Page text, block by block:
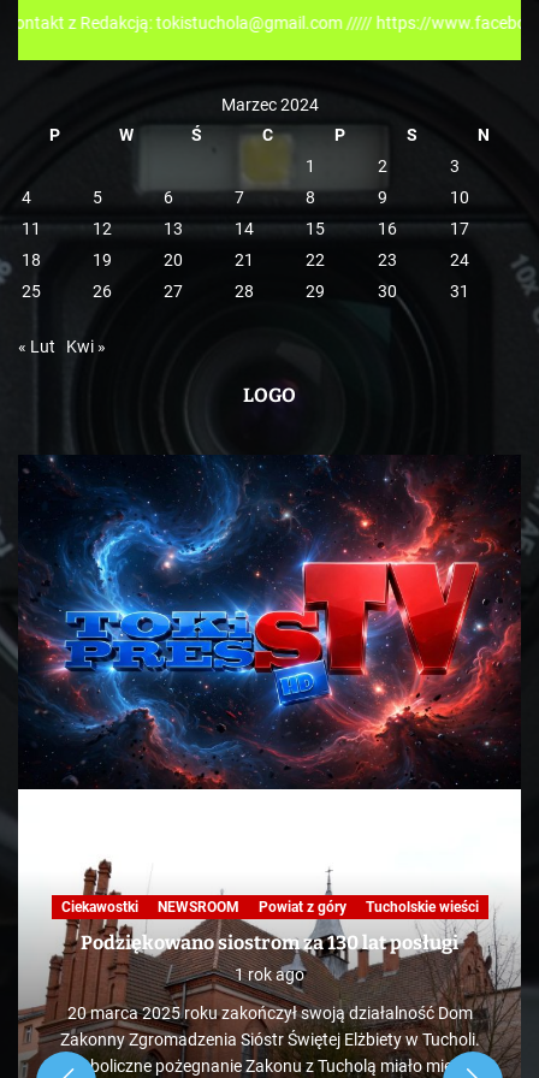
i
e
tokistuchola@gmail.com ///// https://www.facebook.com/
Marzec 2024
P
W Ś C P S
N
1
2
3
4
5 6 7 8 9
10
11
12 13 14 15 16
17
18
19 20 21 22 23
24
25
26 27 28 29 30 31
« Lut Kwi »
LOGO
Ciekawostki NEWSROOM Powiat z góry Tucholskie wieści
Podziękowano siostrom za 130 lat posługi
1 rok ago
20 marca 2025 roku zakończył swoją działalność Dom
Zakonny Zgromadzenia Sióstr Świętej Elżbiety w Tucholi.
Symboliczne pożegnanie Zakonu z Tucholą miało miejsce